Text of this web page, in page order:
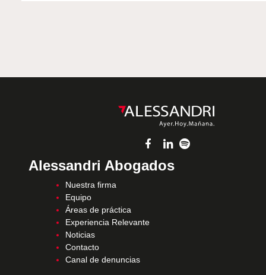
Alessandri Abogados
Nuestra firma
Equipo
Áreas de práctica
Experiencia Relevante
Noticias
Contacto
Canal de denuncias